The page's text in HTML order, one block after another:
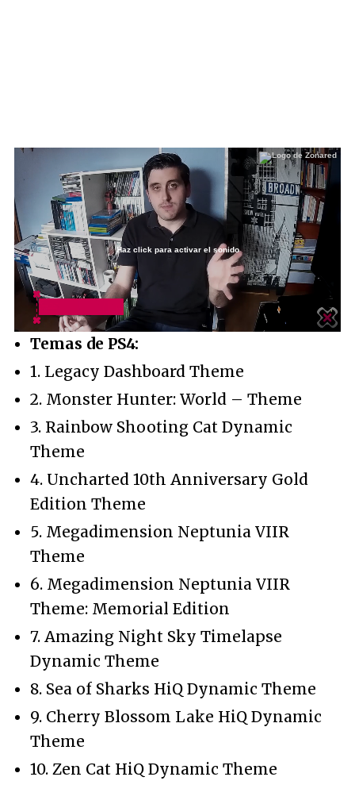
Unmute
Loaded
2.43%
Haz click para activar el sonido
Temas de PS4:
1. Legacy Dashboard Theme
2. Monster Hunter: World – Theme
3. Rainbow Shooting Cat Dynamic
Theme
4. Uncharted 10th Anniversary Gold
Edition Theme
5. Megadimension Neptunia VIIR
Theme
6. Megadimension Neptunia VIIR
Theme: Memorial Edition
7. Amazing Night Sky Timelapse
Dynamic Theme
8. Sea of Sharks HiQ Dynamic Theme
9. Cherry Blossom Lake HiQ Dynamic
Theme
10. Zen Cat HiQ Dynamic Theme